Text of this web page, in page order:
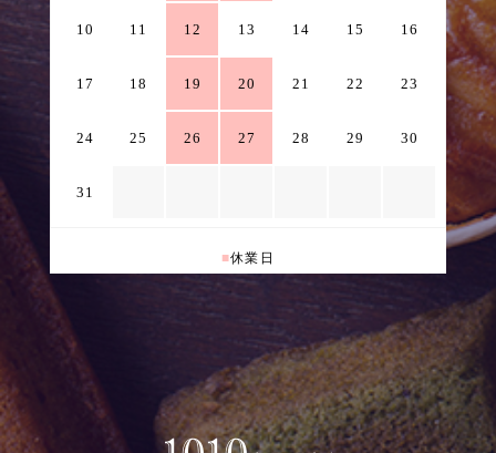
10 11 12 13 14 15 16
17 18 19 20 21 22 23
24 25 26 27 28 29 30
31
■休業日